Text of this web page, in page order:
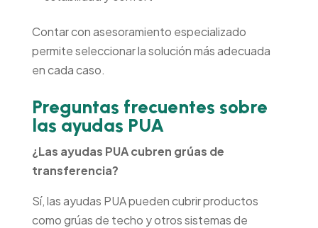
Contar con asesoramiento especializado
permite seleccionar la solución más adecuada
en cada caso.
Preguntas frecuentes sobre
las ayudas PUA
¿Las ayudas PUA cubren grúas de
transferencia?
Sí, las ayudas PUA pueden cubrir productos
como grúas de techo y otros sistemas de